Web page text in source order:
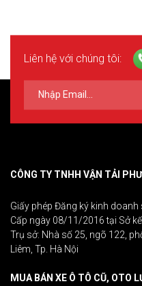
Liên hệ với chúng tôi:
CÔNG TY TNHH VẬN TẢI
Giấy phép Đăng ký kinh doanh
Cấp ngày 08/11/2016 tại Sở
Trụ sở: Nhà số 25, ngõ 122,
Liêm, Tp. Hà Nội
MUA BÁN XE Ô TÔ CŨ, OTO